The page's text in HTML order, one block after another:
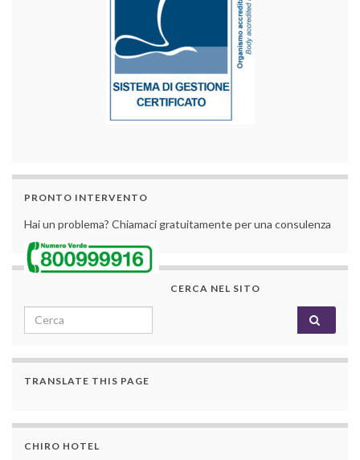
PRONTO INTERVENTO
Hai un problema? Chiamaci gratuitamente per una consulenza
CERCA NEL SITO
Search for:
TRANSLATE THIS PAGE
CHIRO HOTEL